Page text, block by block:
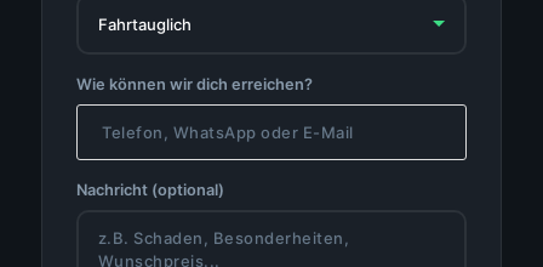
Wie können wir dich erreichen?
Nachricht (optional)